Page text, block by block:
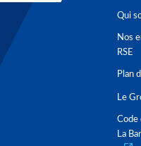
Qui
Nos
RSE
Plan
Le
Code
La